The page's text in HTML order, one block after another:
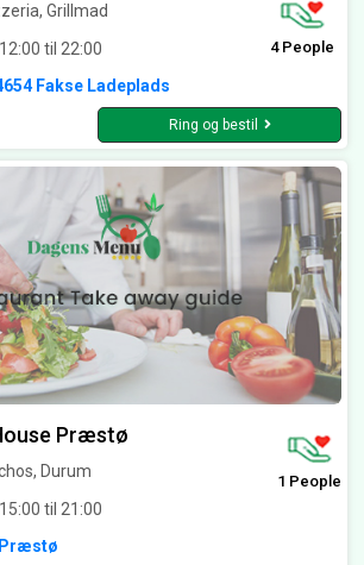
Grillmad
til 22:00 4 People
Fakse Ladeplads
Ring og bestil
Præstø
Durum
til 21:00
1 People